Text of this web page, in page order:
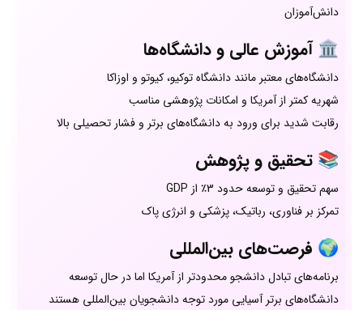
دانش‌آموزان
🏛️ آموزش عالی و دانشگاه‌ها
دانشگاه‌های معتبر مانند دانشگاه توکیو، کیوتو و اوزاکا
شهریه کمتر از آمریکا و امکانات پژوهشی مناسب
رقابت شدید برای ورود به دانشگاه‌های برتر و فشار تحصیلی بالا
📚 تحقیق و پژوهش
سهم تحقیق و توسعه حدود 3٪ از GDP
تمرکز بر فناوری، رباتیک، پزشکی و انرژی پاک
🌍 فرصت‌های بین‌المللی
برنامه‌های تبادل دانشجو محدودتر از آمریکا اما در حال توسعه
دانشگاه‌های برتر آسیایی مورد توجه دانشجویان بین‌المللی هستند